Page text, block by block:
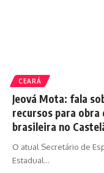
CEARÁ
Jeová Mota: fala
recursos para obra
brasileira no
O atual Secretário de
Estadual…